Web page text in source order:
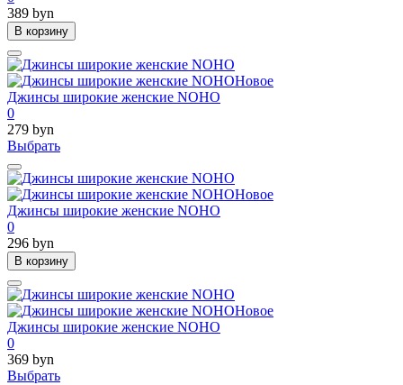
389 byn
В корзину
Новое
Джинсы широкие женские NOHO
0
279 byn
Выбрать
Новое
Джинсы широкие женские NOHO
0
296 byn
В корзину
Новое
Джинсы широкие женские NOHO
0
369 byn
Выбрать